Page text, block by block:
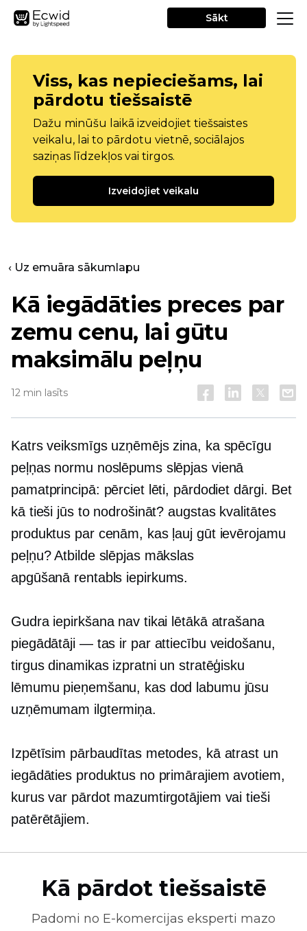
Sākt
Viss, kas nepieciešams, lai
pārdotu tiešsaistē
Dažu minūšu laikā izveidojiet tiešsaistes
veikalu, lai to pārdotu vietnē, sociālajos
saziņas līdzekļos vai tirgos.
Izveidojiet veikalu
‹ Uz emuāra sākumlapu
Kā iegādāties preces par
zemu cenu, lai gūtu
maksimālu peļņu
12 min lasīts
Katrs veiksmīgs uzņēmējs zina, ka spēcīgu
peļņas normu noslēpums slēpjas vienā
pamatprincipā: pērciet lēti, pārdodiet dārgi. Bet
kā tieši jūs to nodrošināt?augstas kvalitātes
produktus par cenām, kas ļauj gūt ievērojamu
peļņu? Atbilde slēpjas mākslas
apgūšanā rentabls iepirkums.
Gudra iepirkšana nav tikai lētākā atrašana
piegādātāji — tas ir par attiecību veidošanu,
tirgus dinamikas izpratni un stratēģisku
lēmumu pieņemšanu, kas dod labumu jūsu
uzņēmumam ilgtermiņa.
Izpētīsim pārbaudītas metodes, kā atrast un
iegādāties produktus no primārajiem avotiem,
kurus var pārdot mazumtirgotājiem vai tieši
patērētājiem.
Kā pārdot tiešsaistē
Padomi no E-komercijas eksperti mazo